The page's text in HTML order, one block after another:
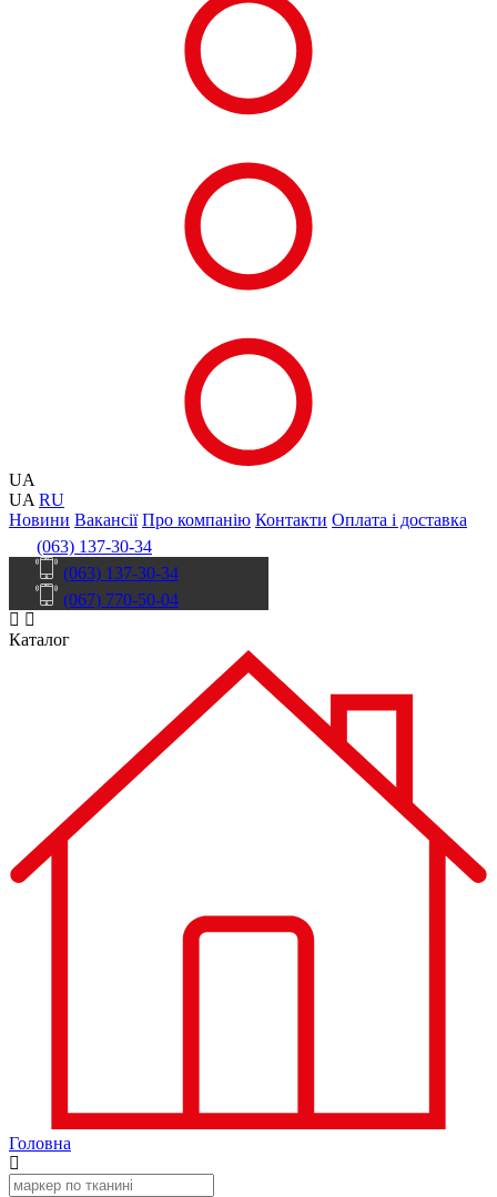
UA
UA RU
Новини Вакансії Про компанію Контакти Оплата і доставка
(063) 137-30-34
(063) 137-30-34
(067) 770-50-04
Каталог
Головна